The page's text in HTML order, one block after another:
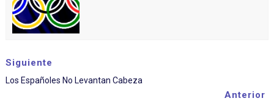
Siguiente
Los Españoles No Levantan Cabeza
Anterior